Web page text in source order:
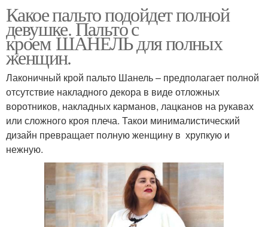
Какое пальто подойдет полной
девушке. Пальто с
кроем ШАНЕЛЬ для полных
женщин.
Лаконичный крой пальто Шанель – предполагает полной
отсутствие накладного декора в виде отложных
воротников, накладных карманов, лацканов на рукавах
или сложного кроя плеча. Такои минималистический
дизайн превращает полную женщину в хрупкую и
нежную.